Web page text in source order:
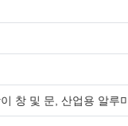
창 및 문, 산업용 알